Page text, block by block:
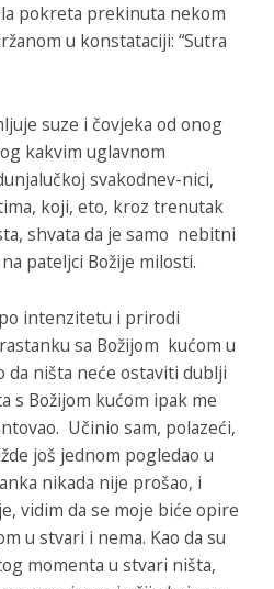
pokreta prekinuta nekom
u konstataciji: “Sutra
suze i čovjeka od onog
kakvim uglavnom
svakodnev-nici,
koji, eto, kroz trenutak
shvata da je samo nebitni
pateljci Božije milosti.
intenzitetu i prirodi
sa Božijom kućom u
da ništa neće ostaviti dublji
s Božijom kućom ipak me
Učinio sam, polazeći,
još jednom pogledao u
nikada nije prošao, i
vidim da se moje biće opire
u stvari i nema. Kao da su
momenta u stvari ništa,